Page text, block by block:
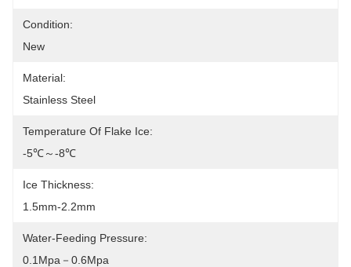
Condition:
New
Material:
Stainless Steel
Temperature Of Flake Ice:
-5℃～-8℃
Ice Thickness:
1.5mm-2.2mm
Water-Feeding Pressure:
0.1Mpa－0.6Mpa